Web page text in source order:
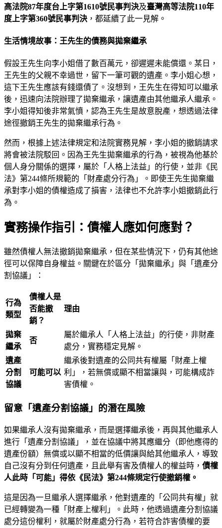
高法院87年度台上字第1610號民事判決及臺灣高等法院110年
度上字第360號民事判決 ，都延續了此一見解。
生活情境故事：王先生的債務與拋棄繼承
假設王先生向李小姐借了數百萬元，卻遲遲未能償還。某日，
王先生的父親不幸過世，留下一筆可觀的遺產。李小姐心想，
這下王先生應該有錢還債了。沒想到，王先生在得知可以繼承
後，迅速向法院辦理了拋棄繼承，讓遺產由其他繼承人繼承。
李小姐得知後非常氣憤，認為王先生是故意脫產，想透過法律
途徑撤銷王先生的拋棄繼承行為。
然而，根據上述法律規定和法院實務見解，李小姐的撤銷請求
將會被法院駁回。因為王先生拋棄繼承的行為，被視為他基於
個人身分關係的選擇，屬於「人格上法益」的行使，並非《民
法》第244條所規範的「財產處分行為」。即使王先生拋棄繼
承對李小姐的債權造成了損害，法律也不允許李小姐撤銷此行
為。
實務操作指引：債權人應如何應對？
雖然債權人無法撤銷拋棄繼承，但在某些情況下，仍有其他途
徑可以保障自身權益。關鍵在於區分「拋棄繼承」與「遺產分
割協議」：
行為
類型
債權人是
否能撤
銷？
理由
拋棄
繼承
否
屬於繼承人「人格上法益」的行使，非財產
處分，實務穩定見解。
遺產
分割
協議
可能可以
繼承後對遺產的公同共有權屬「財產上權
利」，若無償或顯不相當讓與，可能構成詐
害債權。
留意「遺產分割協議」的潛在風險
如果繼承人沒有拋棄繼承，而是選擇繼承後，再與其他繼承人
進行「遺產分割協議」，並在協議中將其應繼分（即他應得的
遺產份額）無償或以顯不相當的低價讓與給其他繼承人，導致
自己沒有分到任何遺產，且此舉有害及債權人的權益時， 債權
人此時「可能」得依《民法》第244條規定行使撤銷權。
這是因為一旦繼承人選擇繼承，他對遺產的「公同共有權」就
已經轉變為一種「財產上權利」。此時，他透過遺產分割協議
處分這份權利，就屬於財產處分行為，若符合詐害債權的要